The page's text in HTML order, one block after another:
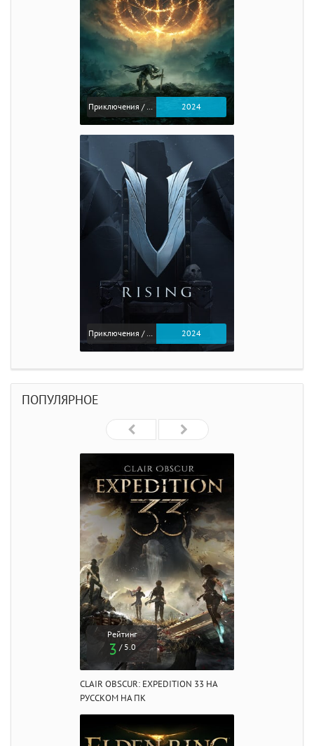
2024
2024
ПОПУЛЯРНОЕ
Рейтинг
3 / 5.0
CLAIR OBSCUR: EXPEDITION 33 НА
РУССКОМ НА ПК